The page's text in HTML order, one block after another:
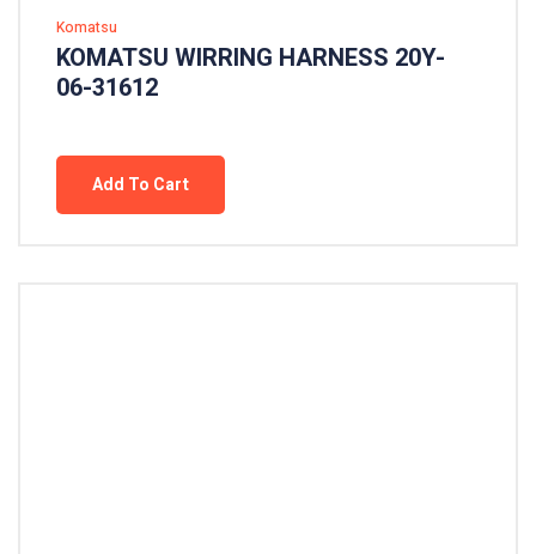
Komatsu
KOMATSU WIRRING HARNESS 20Y-
06-31612
Add To Cart